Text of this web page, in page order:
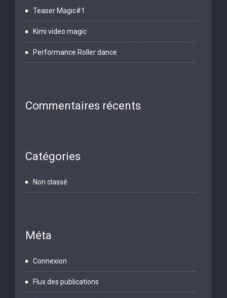
Teaser Magic#1
Kimi video magic
Performance Roller dance
Commentaires récents
Catégories
Non classé
Méta
Connexion
Flux des publications